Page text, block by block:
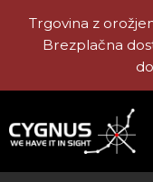
Trgovina z
Brezplačna